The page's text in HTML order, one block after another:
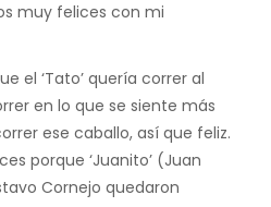
muy felices con mi
el ‘Tato’ quería correr al
en lo que se siente más
ese caballo, así que feliz.
porque ‘Juanito’ (Juan
Cornejo quedaron